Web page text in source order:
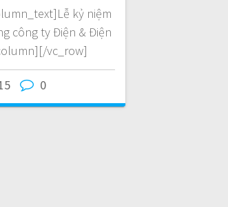
kỷ niệm
công ty Điện & Điện
vc_row]
0